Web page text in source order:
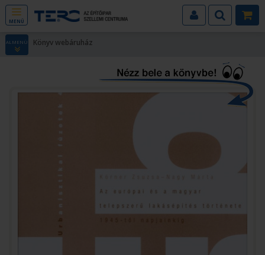
MENÜ
ALMENÜ Könyv webáruház